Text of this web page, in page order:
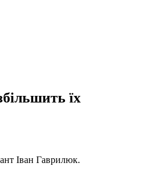
їх
Іван Гаврилюк.